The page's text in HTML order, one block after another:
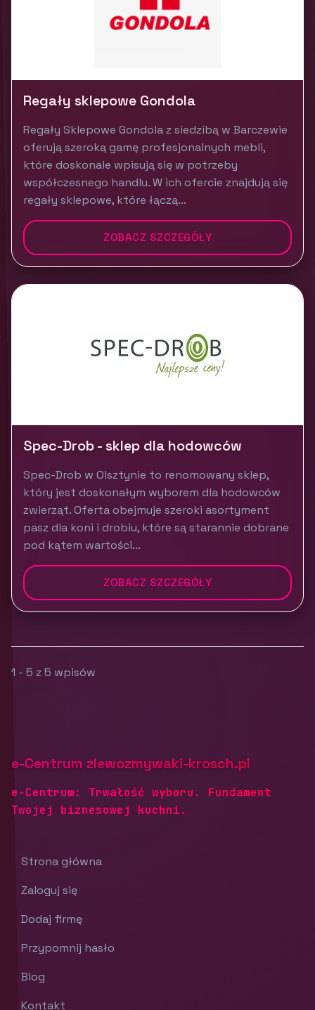
Regały sklepowe Gondola
Regały Sklepowe Gondola z siedzibą w Barczewie
oferują szeroką gamę profesjonalnych mebli,
które doskonale wpisują się w potrzeby
współczesnego handlu. W ich ofercie znajdują się
regały sklepowe, które łączą...
ZOBACZ SZCZEGÓŁY
Spec-Drob - sklep dla hodowców
Spec-Drob w Olsztynie to renomowany sklep,
który jest doskonałym wyborem dla hodowców
zwierząt. Oferta obejmuje szeroki asortyment
pasz dla koni i drobiu, które są starannie dobrane
pod kątem wartości...
ZOBACZ SZCZEGÓŁY
1 - 5 z 5 wpisów
e-Centrum zlewozmywaki-krosch.pl
e-Centrum: Trwałość wyboru. Fundament
Twojej biznesowej kuchni.
Strona główna
Zaloguj się
Dodaj firmę
Przypomnij hasło
Blog
Kontakt